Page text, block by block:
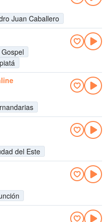
Juan Caballero
Gospel
del Este